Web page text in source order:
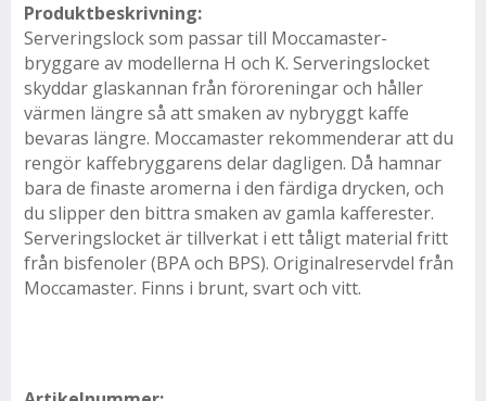
Produktbeskrivning:
Serveringslock som passar till Moccamaster-
bryggare av modellerna H och K. Serveringslocket
skyddar glaskannan från föroreningar och håller
värmen längre så att smaken av nybryggt kaffe
bevaras längre. Moccamaster rekommenderar att du
rengör kaffebryggarens delar dagligen. Då hamnar
bara de finaste aromerna i den färdiga drycken, och
du slipper den bittra smaken av gamla kafferester.
Serveringslocket är tillverkat i ett tåligt material fritt
från bisfenoler (BPA och BPS). Originalreservdel från
Moccamaster. Finns i brunt, svart och vitt.